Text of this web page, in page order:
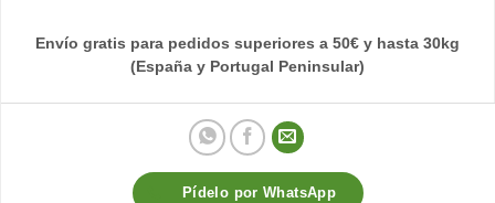
Envío gratis para pedidos superiores a 50€ y hasta 30kg
(España y Portugal Peninsular)
Pídelo por WhatsApp